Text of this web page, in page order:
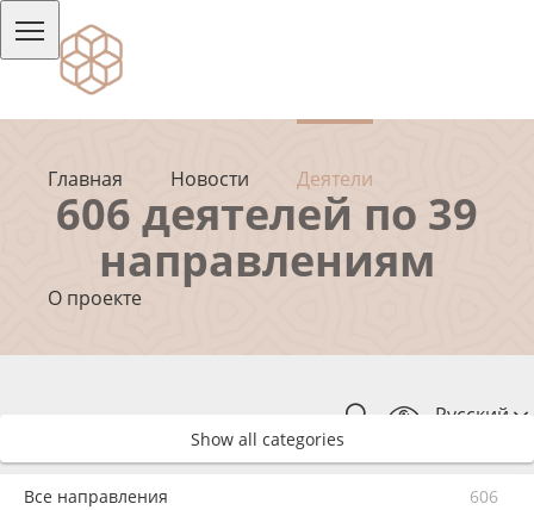
Главная Новости Деятели
О проекте
Русский
606 деятелей по 39
направлениям
Show all categories
Все направления 606